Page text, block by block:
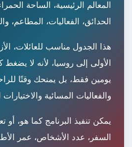
المعالم الرئيسية، الساحة
الحدائق، الفعاليات، المطاعم،
هذا الجدول مناسب للعائلات،
الأولى إلى روسيا، لأنه لا
يومين فقط، بل يمنحك وقتًا
والفعاليات المسائية والاختيارات
يمكن تنفيذ البرنامج كما هو،
السفر، عدد الأشخاص، عمر